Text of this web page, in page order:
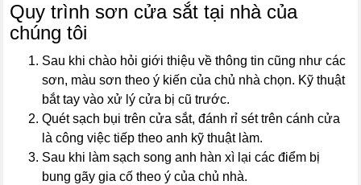
Quy trình sơn cửa sắt tại nhà của
chúng tôi
Sau khi chào hỏi giới thiệu về thông tin cũng như các
sơn, màu sơn theo ý kiến của chủ nhà chọn. Kỹ thuật
bắt tay vào xử lý cửa bị cũ trước.
Quét sạch bụi trên cửa sắt, đánh rỉ sét trên cánh cửa
là công việc tiếp theo anh kỹ thuật làm.
Sau khi làm sạch song anh hàn xì lại các điểm bị
bung gãy gia cố theo ý của chủ nhà.